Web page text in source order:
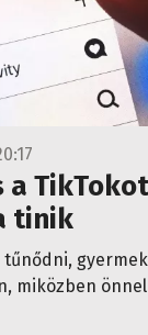
a
tinik
tűnődni,
miközben